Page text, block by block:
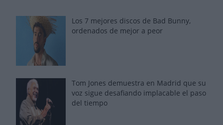
Los 7 mejores discos de Bad Bunny,
ordenados de mejor a peor
Tom Jones demuestra en Madrid que su
voz sigue desafiando implacable el paso
del tiempo